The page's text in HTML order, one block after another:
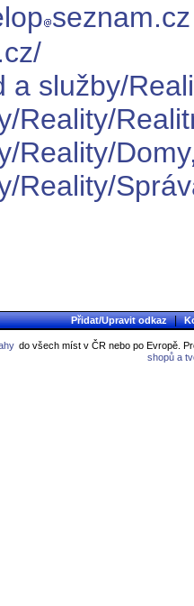
seznam.cz
a služby/
Reality/
Reality/
Reality/
Přidat/Upravit odkaz |
do všech míst v ČR nebo po Evropě.
shopů a